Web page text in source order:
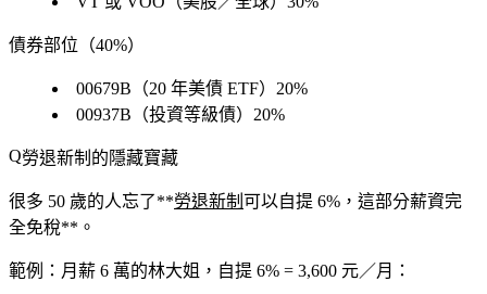
債券部位（40%）
00679B（20 年美債 ETF）20%
00937B（投資等級債）20%
勞退新制的隱藏寶藏
很多 50 歲的人忘了**勞退新制 可以自提 6% ，這部分薪資完
全免稅**。
範例：月薪 6 萬的林大姐，自提 6% = 3,600 元／月：